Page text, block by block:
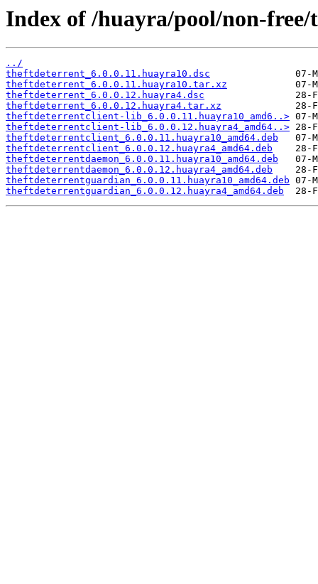
Index of /huayra/pool/non-
../
theftdeterrent_6.0.0.11.huayra10.dsc
theftdeterrent_6.0.0.11.huayra10.tar.xz
theftdeterrent_6.0.0.12.huayra4.dsc
theftdeterrent_6.0.0.12.huayra4.tar.xz
theftdeterrentclient-lib_6.0.0.11.huayra10_amd6..>
theftdeterrentclient-lib_6.0.0.12.huayra4_amd64..>
theftdeterrentclient_6.0.0.11.huayra10_amd64.deb
theftdeterrentclient_6.0.0.12.huayra4_amd64.deb
theftdeterrentdaemon_6.0.0.11.huayra10_amd64.deb
theftdeterrentdaemon_6.0.0.12.huayra4_amd64.deb
theftdeterrentguardian_6.0.0.11.huayra10_amd64.deb
theftdeterrentguardian_6.0.0.12.huayra4_amd64.deb